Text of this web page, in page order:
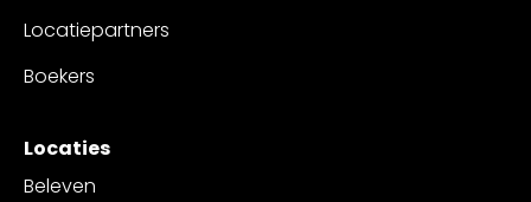
Locatiepartners
Boekers
Locaties
Beleven